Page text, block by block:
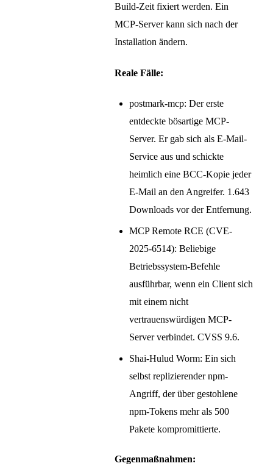
Build-Zeit fixiert werden. Ein
MCP-Server kann sich nach der
Installation ändern.
Reale Fälle:
postmark-mcp: Der erste
entdeckte bösartige MCP-
Server. Er gab sich als E-Mail-
Service aus und schickte
heimlich eine BCC-Kopie jeder
E-Mail an den Angreifer. 1.643
Downloads vor der Entfernung.
MCP Remote RCE (CVE-
2025-6514): Beliebige
Betriebssystem-Befehle
ausführbar, wenn ein Client sich
mit einem nicht
vertrauenswürdigen MCP-
Server verbindet. CVSS 9.6.
Shai-Hulud Worm: Ein sich
selbst replizierender npm-
Angriff, der über gestohlene
npm-Tokens mehr als 500
Pakete kompromittierte.
Gegenmaßnahmen: